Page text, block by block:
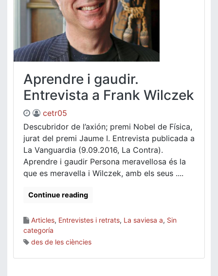
Aprendre i gaudir.
Entrevista a Frank Wilczek
cetr05
Descubridor de l’axión; premi Nobel de Física,
jurat del premi Jaume I. Entrevista publicada a
La Vanguardia (9.09.2016, La Contra).
Aprendre i gaudir Persona meravellosa és la
que es meravella i Wilczek, amb els seus ....
Continue reading
Articles, Entrevistes i retrats, La saviesa a, Sin
categoría
des de les ciències